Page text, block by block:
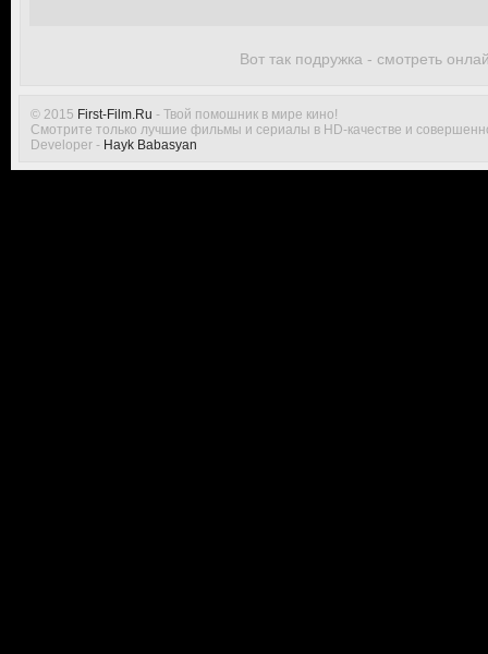
Вот так подружка - смотреть
© 2015 First-Film.Ru - Твой помошник в мире кино!
Смотрите только лучшие фильмы и сериалы в HD-качестве и
Developer - Hayk Babasyan